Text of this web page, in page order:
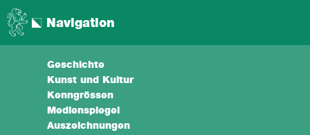
Navigation
Geschichte
Kunst und Kultur
Kenngrössen
Medienspiegel
Auszeichnungen